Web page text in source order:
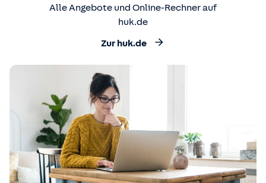
Alle Angebote und Online-Rechner auf
huk.de
Zur huk.de